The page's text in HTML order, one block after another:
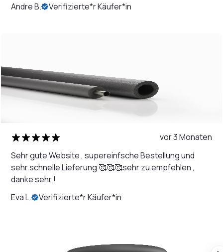
Andre B.
Verifizierte*r Käufer*in
vor 3 Monaten
Sehr gute Website , supereinfsche Bestellung und
sehr schnelle Lieferung 🥰🥰🥰sehr zu empfehlen ,
danke sehr !
Eva L.
Verifizierte*r Käufer*in